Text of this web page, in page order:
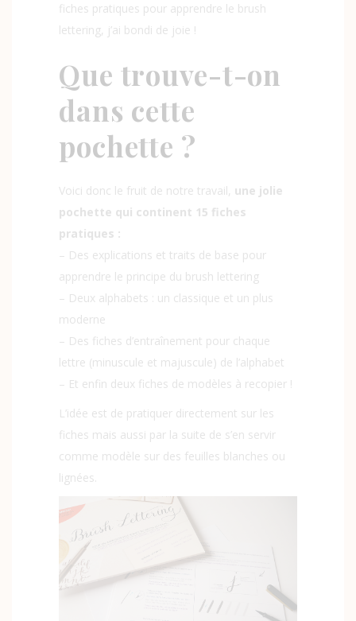
fiches pratiques pour apprendre le brush
lettering, j’ai bondi de joie !
Que trouve-t-on
dans cette
pochette ?
Voici donc le fruit de notre travail, une jolie
pochette qui continent 15 fiches
pratiques :
– Des explications et traits de base pour
apprendre le principe du brush lettering
– Deux alphabets : un classique et un plus
moderne
– Des fiches d’entraînement pour chaque
lettre (minuscule et majuscule) de l’alphabet
– Et enfin deux fiches de modèles à recopier !
L’idée est de pratiquer directement sur les
fiches mais aussi par la suite de s’en servir
comme modèle sur des feuilles blanches ou
lignées.